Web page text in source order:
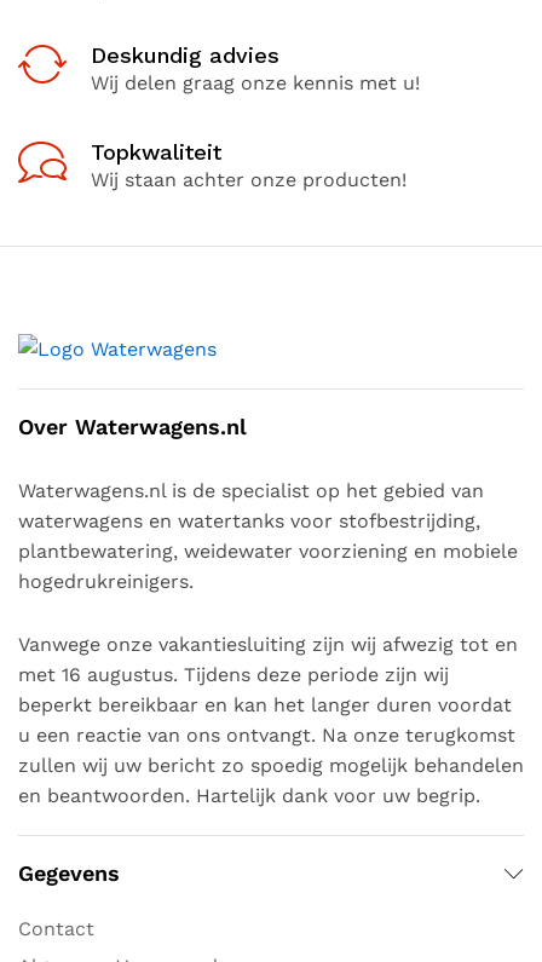
Deskundig advies
Wij delen graag onze kennis met u!
Topkwaliteit
Wij staan achter onze producten!
Over Waterwagens.nl
Waterwagens.nl is de specialist op het gebied van
waterwagens en watertanks voor stofbestrijding,
plantbewatering, weidewater voorziening en mobiele
hogedrukreinigers.
Vanwege onze vakantiesluiting zijn wij afwezig tot en
met 16 augustus. Tijdens deze periode zijn wij
beperkt bereikbaar en kan het langer duren voordat
u een reactie van ons ontvangt. Na onze terugkomst
zullen wij uw bericht zo spoedig mogelijk behandelen
en beantwoorden. Hartelijk dank voor uw begrip.
Gegevens
Contact